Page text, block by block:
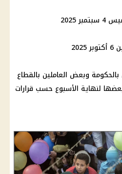
2025
بالحكومة وبعض العاملين بالقطاع
لنهاية الأسبوع حسب قرارات